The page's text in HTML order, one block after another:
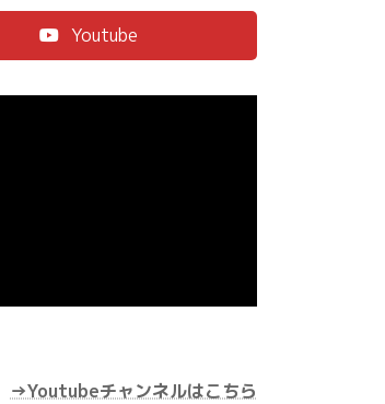
Youtube
→Youtubeチャンネルはこちら